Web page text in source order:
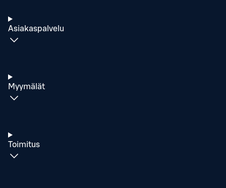
Asiakaspalvelu
Myymälät
Toimitus